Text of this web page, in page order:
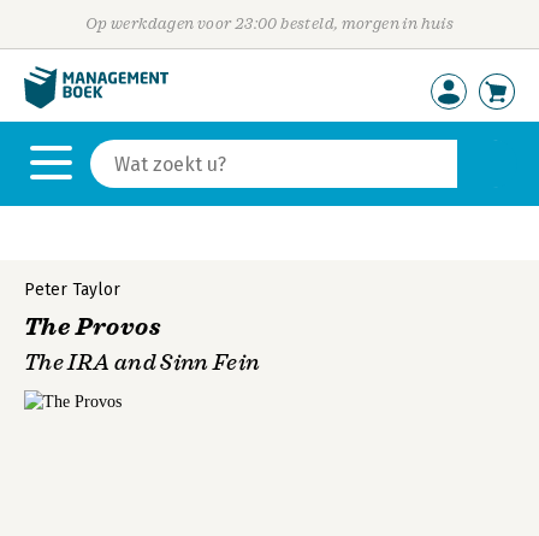
Op werkdagen voor 23:00 besteld, morgen in huis
Peter Taylor
The Provos
The IRA and Sinn Fein